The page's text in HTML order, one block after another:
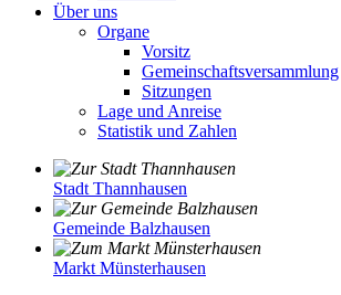
Über uns
Organe
Vorsitz
Gemeinschaftsversammlung
Sitzungen
Lage und Anreise
Statistik und Zahlen
Stadt Thannhausen
Gemeinde Balzhausen
Markt Münsterhausen